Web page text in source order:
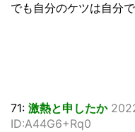
でも自分のケツは自分
71: 激熱と申したか
ID:A44G6+Rq0